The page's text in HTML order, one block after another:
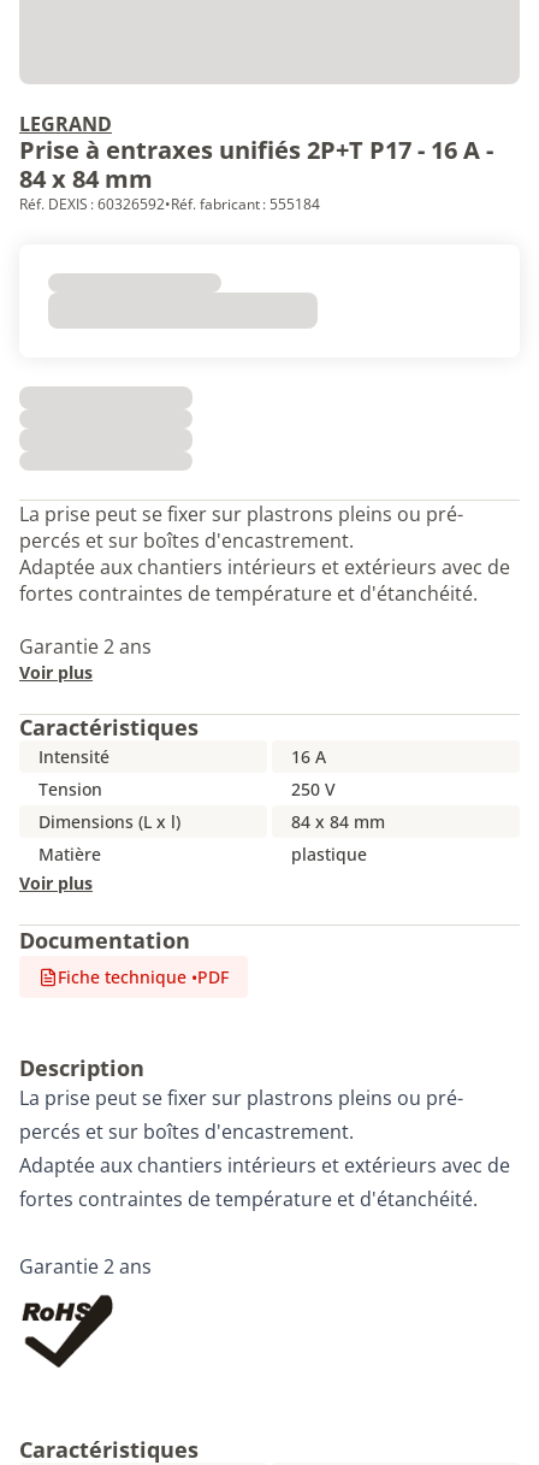
LEGRAND
Prise à entraxes unifiés 2P+T P17 - 16 A -
84 x 84 mm
Réf. DEXIS : 60326592•Réf. fabricant : 555184
La prise peut se fixer sur plastrons pleins ou pré-
percés et sur boîtes d'encastrement.
Adaptée aux chantiers intérieurs et extérieurs avec de
fortes contraintes de température et d'étanchéité.
Garantie 2 ans
Voir plus
Caractéristiques
Intensité
16 A
Tension
250 V
Dimensions (L x l)
84 x 84 mm
Matière
plastique
Voir plus
Documentation
Fiche technique •PDF
Description
La prise peut se fixer sur plastrons pleins ou pré-
percés et sur boîtes d'encastrement.
Adaptée aux chantiers intérieurs et extérieurs avec de
fortes contraintes de température et d'étanchéité.
Garantie 2 ans
Caractéristiques